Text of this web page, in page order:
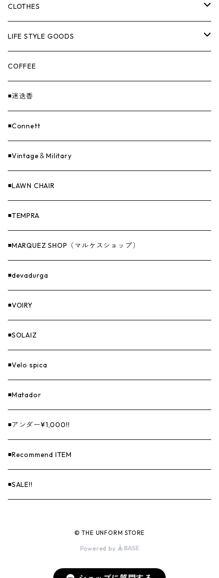
HANGBURGER（ハングバーガー）
EX-GATE（エクスゲート）
Others（その他）
COLLABORATION
UNITIUM.
THE UNFORM STORE オリジナル
ランタン＆ライト
クッカー＆カトラリー
バーナー
焚火
寝具
ファニチャー
収納
ナイフ＆アックス
燃料
GOODS
CLOTHES
TOPS
PANTS
CAP
GOODS
バンダナ＆手ぬぐい
LIFE STYLE GOODS
ステッカー
COFFEE
◾️迷迭香
◾️Connett
◾️Vintage＆Military
◾️LAWN CHAIR
◾️TEMPRA
◾️MARQUEZ SHOP（マルケスショップ）
◾️devadurga
◾️VOIRY
◾️SOLAIZ
◾️Velo spica
◾️Matador
◾️アンダー¥1,000!!
◾️Recommend ITEM
◾️SALE!!
© THE UNFORM STORE
Powered by